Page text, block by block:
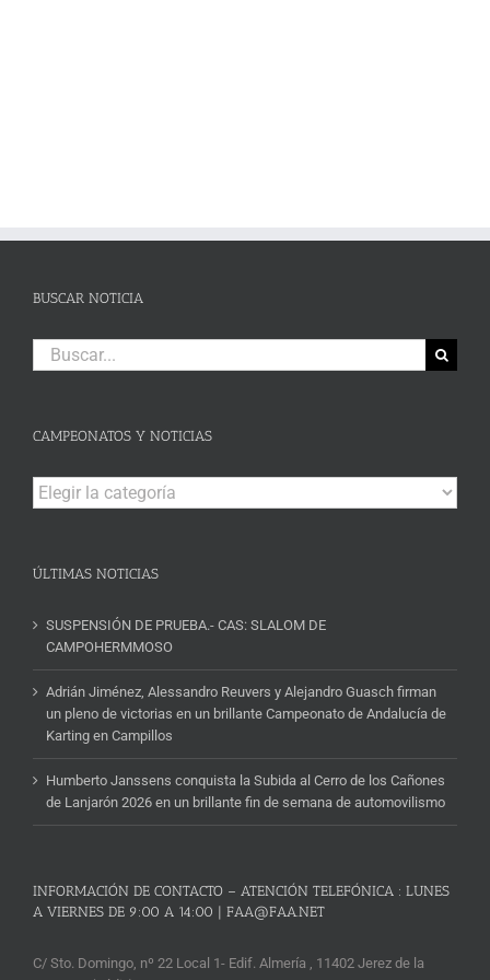
BUSCAR NOTICIA
Buscar:
CAMPEONATOS Y NOTICIAS
Campeonatos
y
ÚLTIMAS NOTICIAS
SUSPENSIÓN DE PRUEBA.- CAS: SLALOM DE
CAMPOHERMMOSO
Adrián Jiménez, Alessandro Reuvers y Alejandro Guasch firman
un pleno de victorias en un brillante Campeonato de Andalucía de
Karting en Campillos
Humberto Janssens conquista la Subida al Cerro de los Cañones
de Lanjarón 2026 en un brillante fin de semana de automovilismo
INFORMACIÓN DE CONTACTO – ATENCIÓN TELEFÓNICA : LUNES
A VIERNES DE 9:00 A 14:00 | FAA@FAA.NET
C/ Sto. Domingo, nº 22 Local 1- Edif. Almería , 11402 Jerez de la